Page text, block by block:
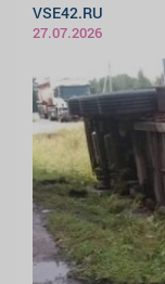
VSE42.RU
27.07.2026